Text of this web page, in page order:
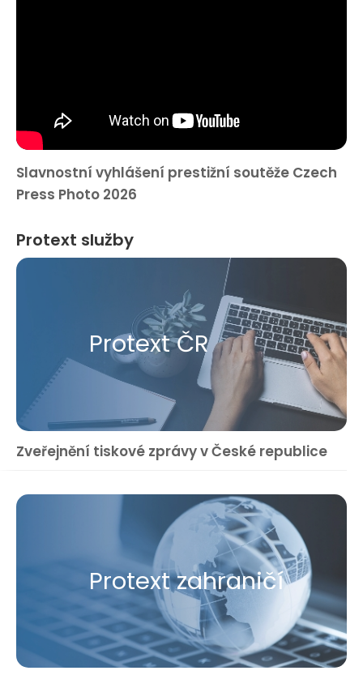
Slavnostní vyhlášení prestižní soutěže Czech
Press Photo 2026
Protext služby
Protext ČR
Zveřejnění tiskové zprávy v České republice
Protext zahraničí